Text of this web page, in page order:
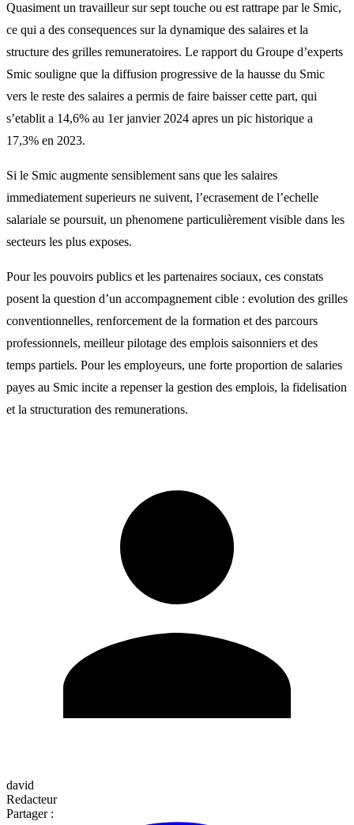
Quasiment un travailleur sur sept touche ou est rattrape par le Smic,
ce qui a des consequences sur la dynamique des salaires et la
structure des grilles remuneratoires. Le rapport du Groupe d’experts
Smic souligne que la diffusion progressive de la hausse du Smic
vers le reste des salaires a permis de faire baisser cette part, qui
s’etablit a 14,6% au 1er janvier 2024 apres un pic historique a
17,3% en 2023.
Si le Smic augmente sensiblement sans que les salaires
immediatement superieurs ne suivent, l’ecrasement de l’echelle
salariale se poursuit, un phenomene particulièrement visible dans les
secteurs les plus exposes.
Pour les pouvoirs publics et les partenaires sociaux, ces constats
posent la question d’un accompagnement cible : evolution des grilles
conventionnelles, renforcement de la formation et des parcours
professionnels, meilleur pilotage des emplois saisonniers et des
temps partiels. Pour les employeurs, une forte proportion de salaries
payes au Smic incite a repenser la gestion des emplois, la fidelisation
et la structuration des remunerations.
david
Redacteur
Partager :